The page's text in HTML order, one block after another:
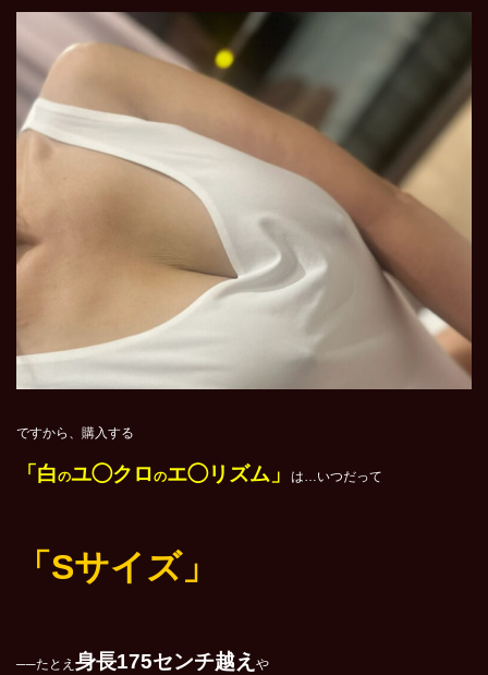
ですから、購入する
「白のユ◯クロのエ◯リズム」 は…いつだって
「Sサイズ」
──たとえ 身長175センチ越え や